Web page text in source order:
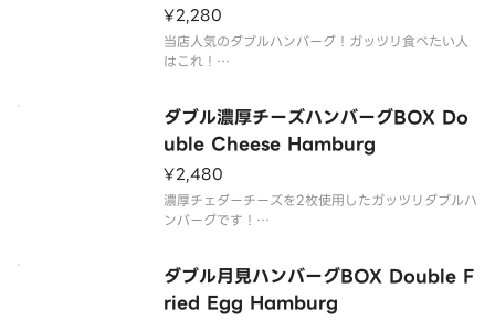
¥2,280
当店人気のダブルハンバーグ！ガッツリ食べたい人
はこれ！
お好みに合わせて、2種類のソースをお選びいただけ
ライスは大盛無料でご用意しております。
【商品内
ダブル濃厚チーズハンバーグBOX Do
uble Cheese Hamburg
¥2,480
濃厚チェダーチーズを2枚使用したガッツリダブルハ
ンバーグです！
お好みに合わせて、2種類のソースをお選びいただけ
ダブル月見ハンバーグBOX Double F
ried Egg Hamburg